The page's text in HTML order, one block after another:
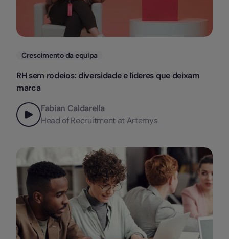
Categorias
Crescimento da equipa
RH sem rodeios: diversidade e líderes que deixam
marca
Fabian Caldarella
Head of Recruitment at Artemys